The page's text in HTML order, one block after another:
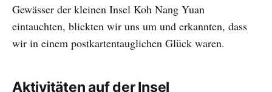
Gewässer der kleinen Insel Koh Nang Yuan
eintauchten, blickten wir uns um und erkannten, dass
wir in einem postkartentauglichen Glück waren.
Aktivitäten auf der Insel